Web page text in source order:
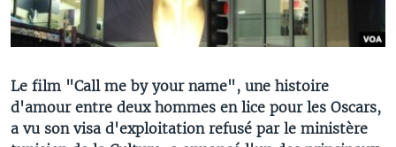
Le film "Call me by your name", une histoire
d'amour entre deux hommes en lice pour les Oscars,
a vu son visa d'exploitation refusé par le ministère